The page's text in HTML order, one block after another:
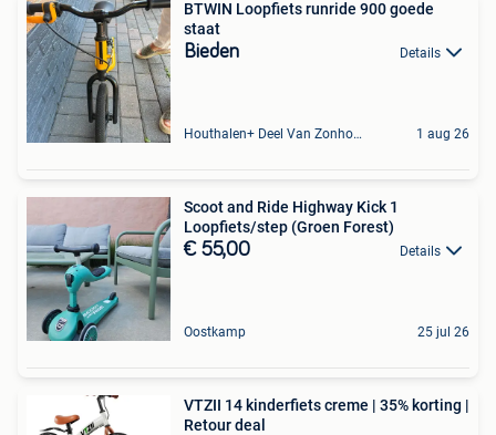
BTWIN Loopfiets runride 900 goede
staat
Bieden Details
Houthalen+ Deel Van Zonhoven En Zolder 1 aug 26
Scoot and Ride Highway Kick 1
Loopfiets/step (Groen Forest)
€ 55,00 Details
Oostkamp 25 jul 26
VTZII 14 kinderfiets creme | 35% korting |
Retour deal